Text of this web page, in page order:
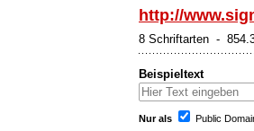
http://
8 Schriftarten -
Beispieltext
Nur als Public